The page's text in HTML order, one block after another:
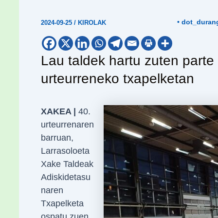
2024-09-25 / KIROLAK •
Lau taldek hartu zuten
urteurreneko txapelketan
XAKEA |
40.
urteurrenaren
barruan,
Larrasoloeta
Xake Taldeak
Adiskidetasu
naren
Txapelketa